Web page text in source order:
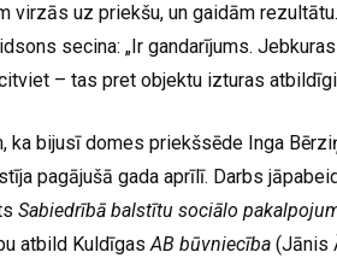
virzās uz priekšu, un gaidām
secina: „Ir gandarījums.
– tas pret objektu izturas
ka bijusī domes priekšsēde Inga
pagājušā gada aprīlī. Darbs
Sabiedrībā balstītu sociālo
atbild KuldīgasAB būvniecība (Jānis